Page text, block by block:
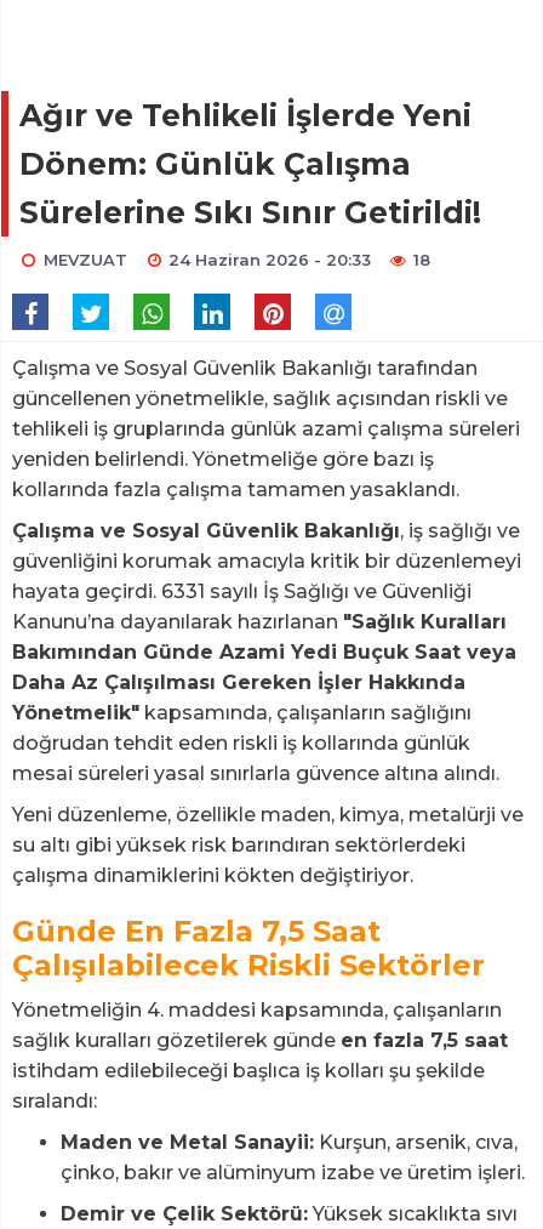
Ağır ve Tehlikeli İşlerde Yeni
Dönem: Günlük Çalışma
Sürelerine Sıkı Sınır Getirildi!
MEVZUAT 24 Haziran 2026 - 20:33 18
Çalışma ve Sosyal Güvenlik Bakanlığı tarafından
güncellenen yönetmelikle, sağlık açısından riskli ve
tehlikeli iş gruplarında günlük azami çalışma süreleri
yeniden belirlendi. Yönetmeliğe göre bazı iş
kollarında fazla çalışma tamamen yasaklandı.
Çalışma ve Sosyal Güvenlik Bakanlığı, iş sağlığı ve
güvenliğini korumak amacıyla kritik bir düzenlemeyi
hayata geçirdi. 6331 sayılı İş Sağlığı ve Güvenliği
Kanunu’na dayanılarak hazırlanan "Sağlık Kuralları
Bakımından Günde Azami Yedi Buçuk Saat veya
Daha Az Çalışılması Gereken İşler Hakkında
Yönetmelik" kapsamında, çalışanların sağlığını
doğrudan tehdit eden riskli iş kollarında günlük
mesai süreleri yasal sınırlarla güvence altına alındı.
Yeni düzenleme, özellikle maden, kimya, metalürji ve
su altı gibi yüksek risk barındıran sektörlerdeki
çalışma dinamiklerini kökten değiştiriyor.
Günde En Fazla 7,5 Saat
Çalışılabilecek Riskli Sektörler
Yönetmeliğin 4. maddesi kapsamında, çalışanların
sağlık kuralları gözetilerek günde en fazla 7,5 saat
istihdam edilebileceği başlıca iş kolları şu şekilde
sıralandı:
Maden ve Metal Sanayii: Kurşun, arsenik, cıva,
çinko, bakır ve alüminyum izabe ve üretim işleri.
Demir ve Çelik Sektörü:Yüksek sıcaklıkta sıvı